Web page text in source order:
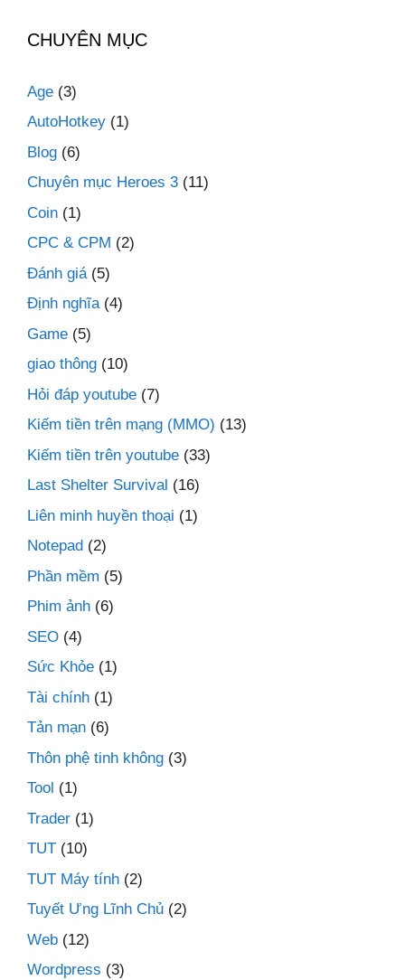
CHUYÊN MỤC
Age (3)
AutoHotkey (1)
Blog (6)
Chuyên mục Heroes 3 (11)
Coin (1)
CPC & CPM (2)
Đánh giá (5)
Định nghĩa(4)
Game (5)
giao thông (10)
Hỏi đáp youtube (7)
Kiếm tiền trên mạng (MMO) (13)
Kiếm tiền trên youtube (33)
Last Shelter Survival (16)
Liên minh huyền thoại (1)
Notepad (2)
Phần mềm (5)
Phim ảnh (6)
SEO (4)
Sức Khỏe (1)
Tài chính (1)
Tản mạn (6)
Thôn phệ tinh không (3)
Tool (1)
Trader (1)
TUT (10)
TUT Máy tính (2)
Tuyết Ưng Lĩnh Chủ (2)
Web (12)
Wordpress (3)